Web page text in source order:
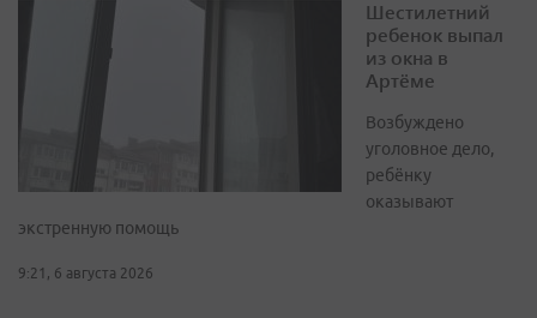
Шестилетний
ребенок выпал
из окна в
Артёме
Возбуждено
уголовное дело,
ребёнку
оказывают
экстренную помощь
9:21, 6 августа 2026